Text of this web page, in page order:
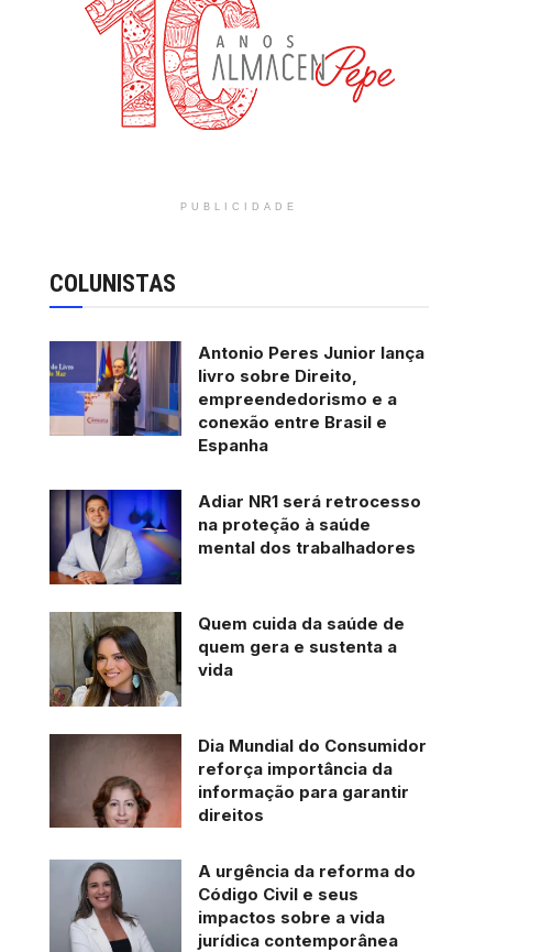
PUBLICIDADE
COLUNISTAS
Antonio Peres Junior lança
livro sobre Direito,
empreendedorismo e a
conexão entre Brasil e
Espanha
Adiar NR1 será retrocesso
na proteção à saúde
mental dos trabalhadores
Quem cuida da saúde de
quem gera e sustenta a
vida
Dia Mundial do Consumidor
reforça importância da
informação para garantir
direitos
A urgência da reforma do
Código Civil e seus
impactos sobre a vida
jurídica contemporânea